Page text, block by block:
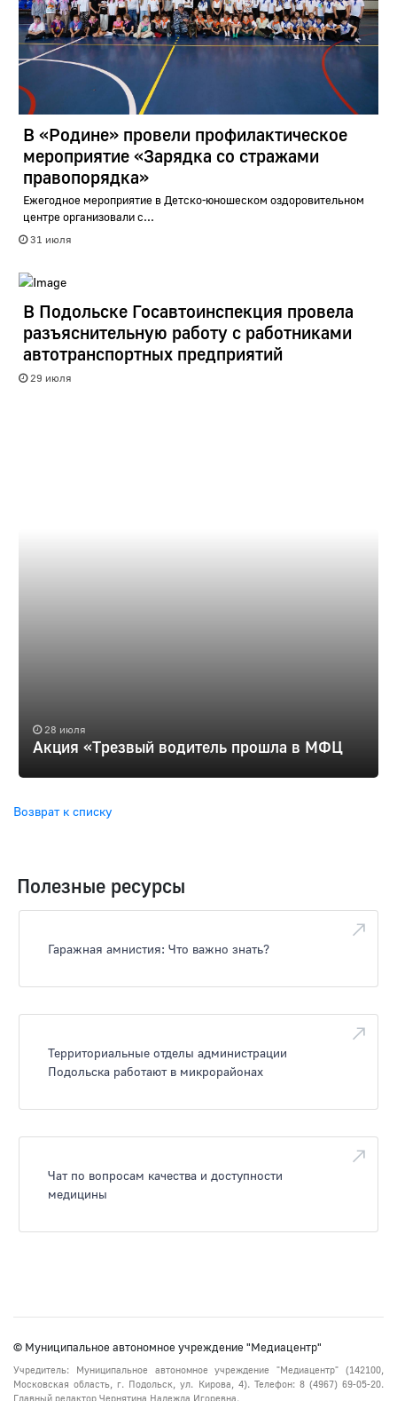
В «Родине» провели профилактическое
мероприятие «Зарядка со стражами
правопорядка»
Ежегодное мероприятие в Детско-юношеском оздоровительном
центре организовали с...
31 июля
В Подольске Госавтоинспекция провела
разъяснительную работу с работниками
автотранспортных предприятий
29 июля
28 июля
Акция «Трезвый водитель прошла в МФЦ
Возврат к списку
Полезные ресурсы
Гаражная амнистия: Что важно знать?
Территориальные отделы администрации
Подольска работают в микрорайонах
Чат по вопросам качества и доступности
медицины
© Муниципальное автономное учреждение "Медиацентр"
Учредитель: Муниципальное автономное учреждение "Медиацентр" (142100,
Московская область, г. Подольск, ул. Кирова, 4). Телефон: 8 (4967) 69-05-20.
Главный редактор Чернятина Надежда Игоревна.